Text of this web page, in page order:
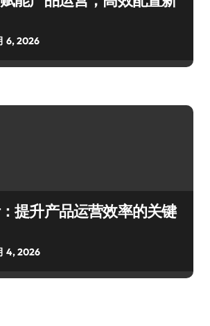
6, 2026
提升产品运营效率的关键
4, 2026